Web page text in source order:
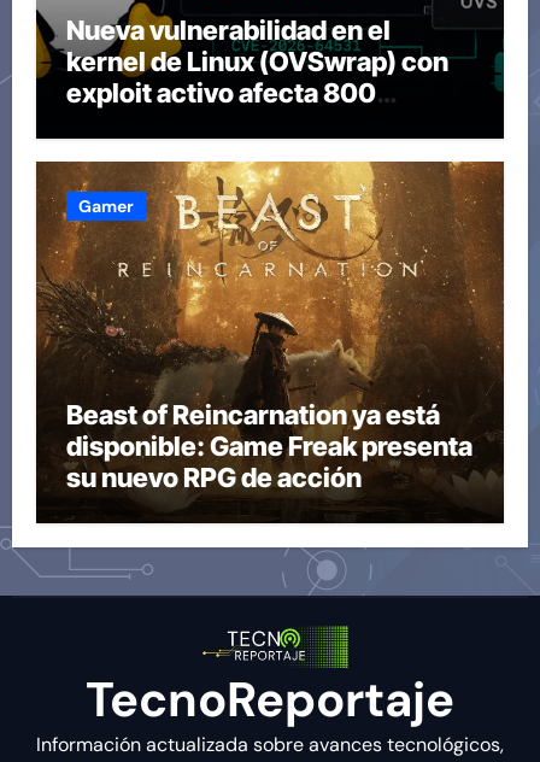
Nueva vulnerabilidad en el
kernel de Linux (OVSwrap) con
exploit activo afecta 800
Gamer
Beast of Reincarnation ya está
disponible: Game Freak presenta
su nuevo RPG de acción
TecnoReportaje
Información actualizada sobre avances tecnológicos,